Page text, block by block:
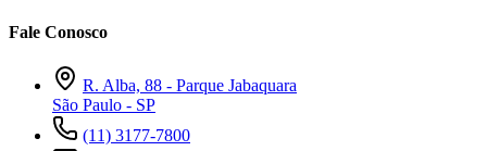
Fale Conosco
R. Alba, 88 - Parque Jabaquara
São Paulo - SP
(11) 3177-7800